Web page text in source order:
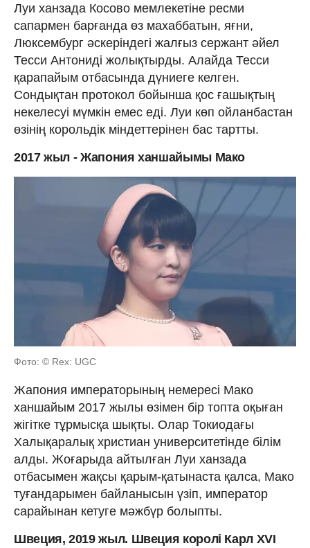
Луи ханзада Косово мемлекетіне ресми
сапармен барғанда өз махаббатын, яғни,
Люксембург әскеріндегі жалғыз сержант әйел
Тесси Антониді жолықтырды. Алайда Тесси
қарапайым отбасында дүниеге келген.
Сондықтан протокол бойынша қос ғашықтың
некелесуі мүмкін емес еді. Луи көп ойланбастан
өзінің корольдік міндеттерінен бас тартты.
2017 жыл - Жапония ханшайымы Мако
Фото: © Rex: UGC
Жапония императорының немересі Мако
ханшайым 2017 жылы өзімен бір топта оқыған
жігітке тұрмысқа шықты. Олар Токиодағы
Халықаралық христиан университетінде білім
алды. Жоғарыда айтылған Луи ханзада
отбасымен жақсы қарым-қатынаста қалса, Мако
туғандарымен байланысын үзіп, император
сарайынан кетуге мәжбүр болыпты.
Швеция, 2019 жыл. Швеция королі Карл XVI